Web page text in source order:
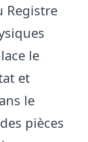
Registre
le
et
le
pièces